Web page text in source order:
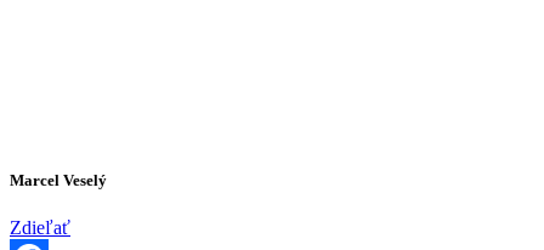
Marcel Veselý
Zdieľať